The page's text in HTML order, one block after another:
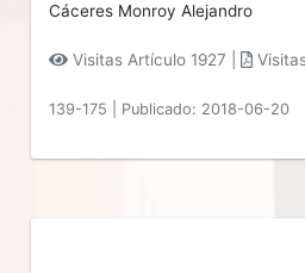
Cáceres Monroy Alejandro
Visitas Artículo 1927 |
139-175 Publicado: 2018-06-20